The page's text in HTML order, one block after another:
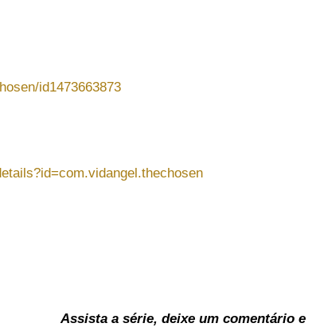
id1473663873
Assista a série, deixe um comentário e